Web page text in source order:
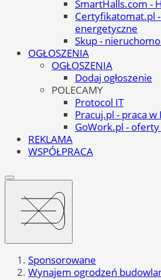
SmartHalls.com -
Certyfikatomat.pl
energetyczne
Skup -
OGŁOSZENIA
OGŁOSZENIA
Dodaj ogłoszenie
POLECAMY
Protocol IT
Pracuj.pl - praca w
GoWork.pl -
REKLAMA
WSPÓŁPRACA
Sponsorowane
Wynajem ogrodzeń